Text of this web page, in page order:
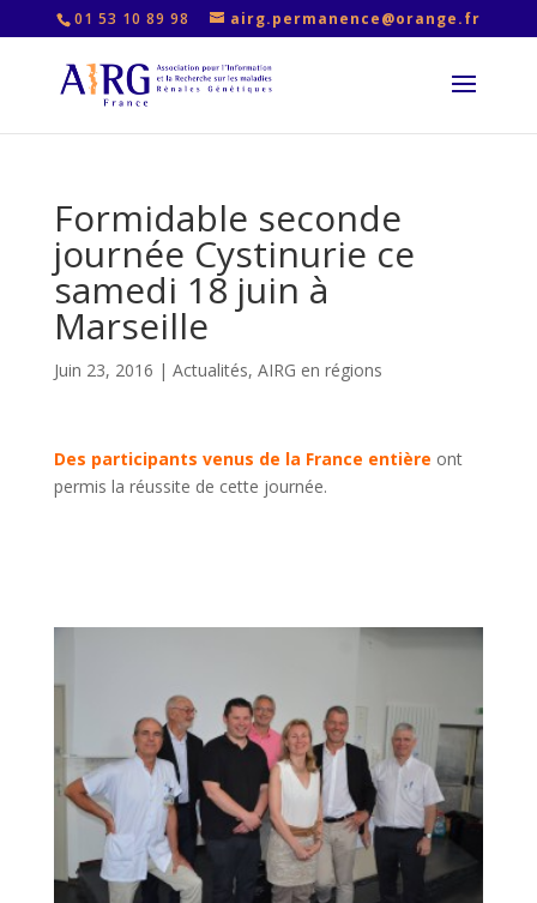
01 53 10 89 98 airg.permanence@orange.fr
Formidable seconde
journée Cystinurie ce
samedi 18 juin à
Marseille
Juin 23, 2016 | Actualités, AIRG en régions
Des participants venus de la France entière ont
permis la réussite de cette journée.